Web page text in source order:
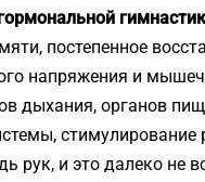
постепенное
напряжения и
дыхания, органов
рук, и это далеко не